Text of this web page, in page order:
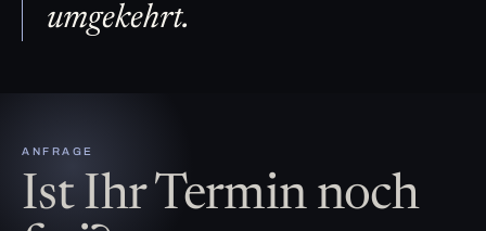
umgekehrt.
ANFRAGE
Ist Ihr Termin noch